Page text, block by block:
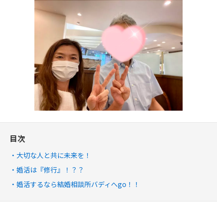
目次
大切な人と共に未来を！
婚活は『修行』！？？
婚活するなら結婚相談所バディへgo！！